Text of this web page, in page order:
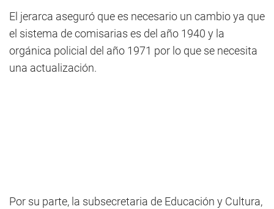
El jerarca aseguró que es necesario un cambio ya que
el sistema de comisarias es del año 1940 y la
orgánica policial del año 1971 por lo que se necesita
una actualización.
Por su parte, la subsecretaria de Educación y Cultura,